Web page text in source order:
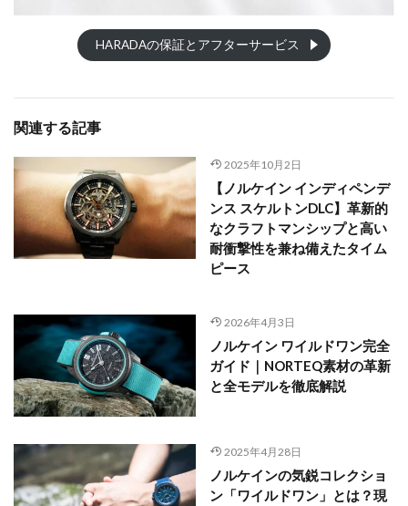
HARADAの保証とアフターサービス
関連する記事
2025年10月2日
【ノルケイン インディペンデ
ンス スケルトンDLC】革新的
なクラフトマンシップと高い
耐衝撃性を兼ね備えたタイム
ピース
2026年4月3日
ノルケイン ワイルドワン完全
ガイド｜NORTEQ素材の革新
と全モデルを徹底解説
2025年4月28日
ノルケインの気鋭コレクショ
ン「ワイルドワン」とは？現